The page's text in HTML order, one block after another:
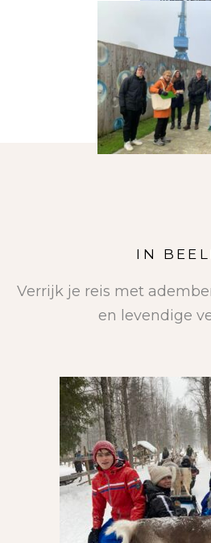
IN
Verrijk je reis met
en levendige